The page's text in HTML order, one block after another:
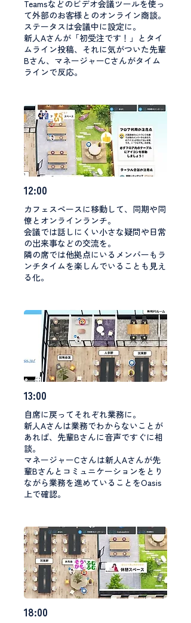
Teamsなどのビデオ会議ツールを使っ
て外部のお客様とのオンライン商談。
ステータスは会議中に設定に。
新人Aさんが「初受注です！」とタイ
ムライン投稿、それに気がついた先輩
Bさん、マネージャーCさんがタイム
ラインで反応。
12:00
カフェスペースに移動して、同期や同
僚とオンラインランチ。
会議では話しにくい小さな疑問や日常
の出来事などの交流を。
隣の席では他拠点にいるメンバーもラ
ンチタイムを楽しんでいることも見え
る化。
13:00
自席に戻ってそれぞれ業務に。
新人Aさんは業務でわからないことが
あれば、先輩Bさんに音声ですぐに相
談。
マネージャーCさんは新人Aさんが先
輩Bさんとコミュニケーションをとり
ながら業務を進めていることをOasis
上で確認。
18:00